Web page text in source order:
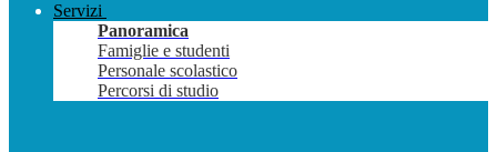
Servizi
Panoramica
Famiglie e studenti
Personale scolastico
Percorsi di studio